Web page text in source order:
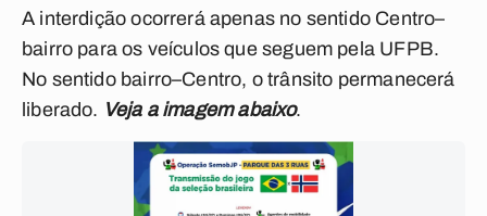
A interdição ocorrerá apenas no sentido Centro–
bairro para os veículos que seguem pela UFPB.
No sentido bairro–Centro, o trânsito permanecerá
liberado. Veja a imagem abaixo.